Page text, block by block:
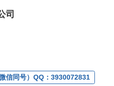
diol
，1g,5g,10g,25g（根据客户
司
信同号）QQ：3930072831